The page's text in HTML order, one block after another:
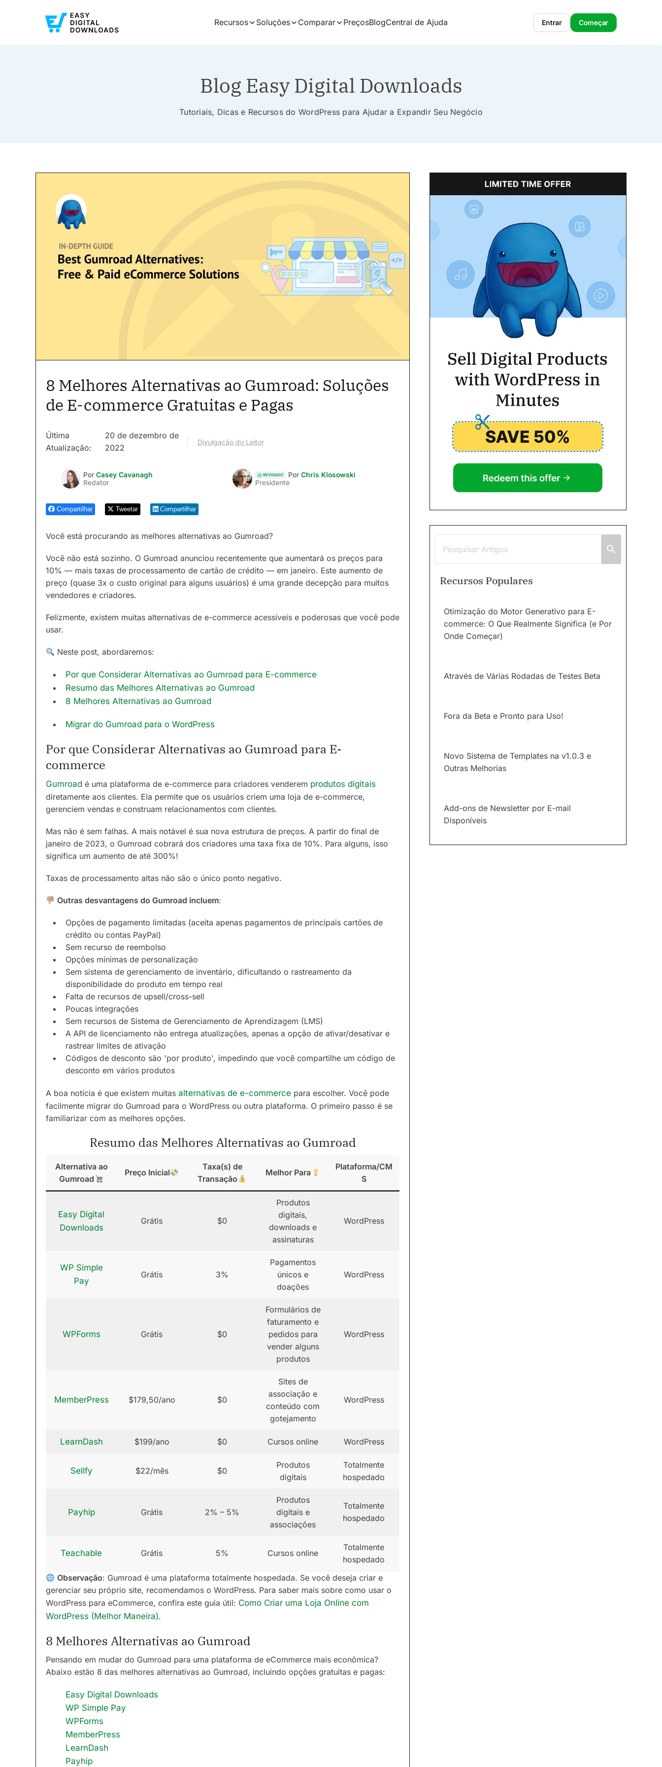
Recursos Soluções Comparar PreçosBlogCentral de Ajuda Entrar Começar
Blog Easy Digital Downloads
Tutoriais, Dicas e Recursos do WordPress para Ajudar a Expandir Seu Negócio
8 Melhores Alternativas ao Gumroad: Soluções
de E-commerce Gratuitas e Pagas
Última
Atualização:
20 de dezembro de
2022
Divulgação do Leitor
Por Casey Cavanagh
Redator
REVISADO Por Chris Klosowski
Presidente
Compartilhar Tweetar Compartilhar
Você está procurando as melhores alternativas ao Gumroad?
Você não está sozinho. O Gumroad anunciou recentemente que aumentará os preços para
10% — mais taxas de processamento de cartão de crédito — em janeiro. Este aumento de
preço (quase 3x o custo original para alguns usuários) é uma grande decepção para muitos
vendedores e criadores.
Felizmente, existem muitas alternativas de e-commerce acessíveis e poderosas que você pode
usar.
Neste post, abordaremos:
Por que Considerar Alternativas ao Gumroad para E-commerce
Resumo das Melhores Alternativas ao Gumroad
8 Melhores Alternativas ao Gumroad
Migrar do Gumroad para o WordPress
Por que Considerar Alternativas ao Gumroad para E-
commerce
Gumroad é uma plataforma de e-commerce para criadores venderem produtos digitais
diretamente aos clientes. Ela permite que os usuários criem uma loja de e-commerce,
gerenciem vendas e construam relacionamentos com clientes.
Mas não é sem falhas. A mais notável é sua nova estrutura de preços. A partir do final de
janeiro de 2023, o Gumroad cobrará dos criadores uma taxa fixa de 10%. Para alguns, isso
significa um aumento de até 300%!
Taxas de processamento altas não são o único ponto negativo.
Outras desvantagens do Gumroad incluem:
Opções de pagamento limitadas (aceita apenas pagamentos de principais cartões de
crédito ou contas PayPal)
Sem recurso de reembolso
Opções mínimas de personalização
Sem sistema de gerenciamento de inventário, dificultando o rastreamento da
disponibilidade do produto em tempo real
Falta de recursos de upsell/cross-sell
Poucas integrações
Sem recursos de Sistema de Gerenciamento de Aprendizagem (LMS)
A API de licenciamento não entrega atualizações, apenas a opção de ativar/desativar e
rastrear limites de ativação
Códigos de desconto são 'por produto', impedindo que você compartilhe um código de
desconto em vários produtos
A boa notícia é que existem muitas alternativas de e-commerce para escolher. Você pode
facilmente migrar do Gumroad para o WordPress ou outra plataforma. O primeiro passo é se
familiarizar com as melhores opções.
Resumo das Melhores Alternativas ao Gumroad
Alternativa ao
Gumroad
Preço Inicial
Taxa(s) de
Transação
Melhor Para
Plataforma/CM
S
Easy Digital
Downloads
Grátis $0
Produtos
digitais,
downloads e
assinaturas
WordPress
WP Simple
Pay
Grátis 3%
Pagamentos
únicos e
doações
WordPress
WPForms Grátis $0
Formulários de
faturamento e
pedidos para
vender alguns
produtos
WordPress
MemberPress $179,50/ano $0
Sites de
associação e
conteúdo com
gotejamento
WordPress
LearnDash $199/ano $0 Cursos online WordPress
Sellfy $22/mês $0
Produtos
digitais
Totalmente
hospedado
Payhip Grátis 2% – 5%
Produtos
digitais e
associações
Totalmente
hospedado
Teachable Grátis 5% Cursos online
Totalmente
hospedado
Observação: Gumroad é uma plataforma totalmente hospedada. Se você deseja criar e
gerenciar seu próprio site, recomendamos o WordPress. Para saber mais sobre como usar o
WordPress para eCommerce, confira este guia útil: Como Criar uma Loja Online com
WordPress (Melhor Maneira).
8 Melhores Alternativas ao Gumroad
Pensando em mudar do Gumroad para uma plataforma de eCommerce mais econômica?
Abaixo estão 8 das melhores alternativas ao Gumroad, incluindo opções gratuitas e pagas:
Easy Digital Downloads
WP Simple Pay
WPForms
MemberPress
LearnDash
Payhip
Recursos Populares
Otimização do Motor Generativo para E-
commerce: O Que Realmente Significa (e Por
Onde Começar)
Através de Várias Rodadas de Testes Beta
Fora da Beta e Pronto para Uso!
Novo Sistema de Templates na v1.0.3 e
Outras Melhorias
Add-ons de Newsletter por E-mail
Disponíveis